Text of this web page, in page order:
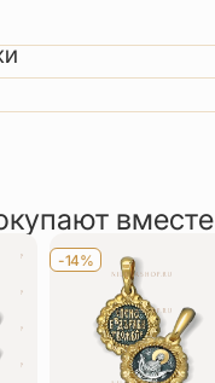
отзыв
вместе
-14%